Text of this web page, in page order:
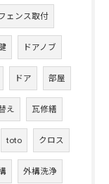
ェンス取付
ドアノブ
ドア 部屋
え 瓦修繕
toto クロス
外構洗浄